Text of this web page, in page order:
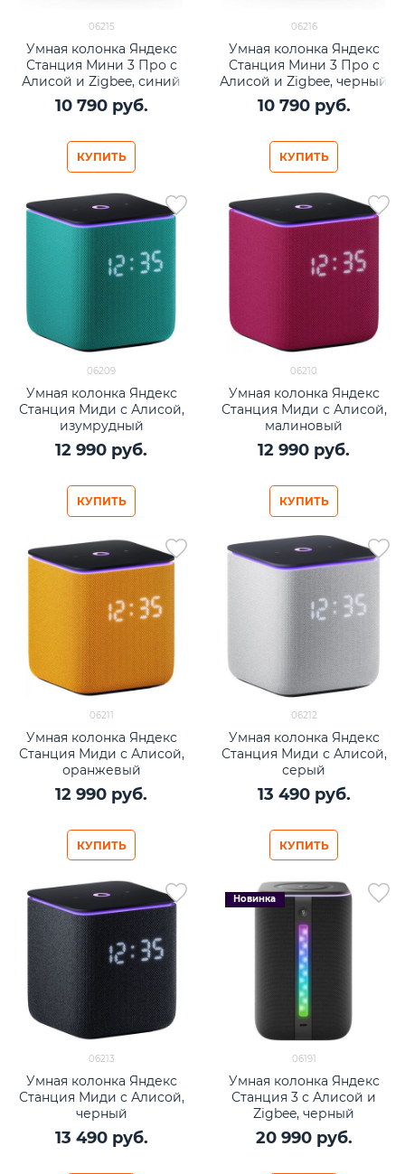
06215
Умная колонка Яндекс
Станция Мини 3 Про с
Алисой и Zigbee, синий
10 790 руб.
КУПИТЬ
06216
Умная колонка Яндекс
Станция Мини 3 Про с
Алисой и Zigbee, черный
10 790 руб.
КУПИТЬ
06209
Умная колонка Яндекс
Станция Миди с Алисой,
изумрудный
12 990 руб.
КУПИТЬ
06210
Умная колонка Яндекс
Станция Миди с Алисой,
малиновый
12 990 руб.
КУПИТЬ
06211
Умная колонка Яндекс
Станция Миди с Алисой,
оранжевый
12 990 руб.
КУПИТЬ
06212
Умная колонка Яндекс
Станция Миди с Алисой,
серый
13 490 руб.
КУПИТЬ
06213
Умная колонка Яндекс
Станция Миди с Алисой,
черный
13 490 руб.
Новинка
06191
Умная колонка Яндекс
Станция 3 с Алисой и
Zigbee, черный
20 990 руб.